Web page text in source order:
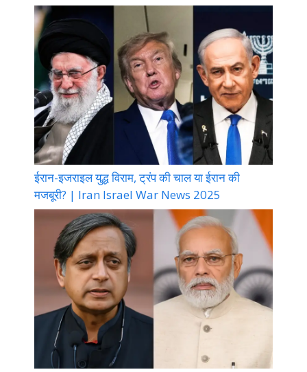
ईरान-इजराइल युद्ध विराम, ट्रंप की चाल या ईरान की
मजबूरी? | Iran Israel War News 2025